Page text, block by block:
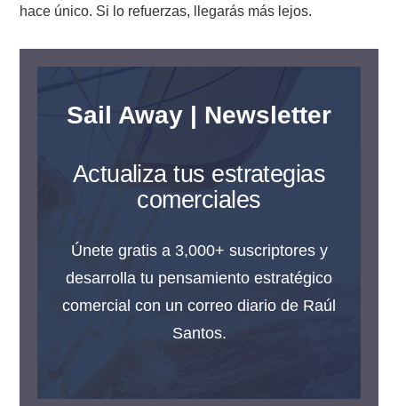
hace único. Si lo refuerzas, llegarás más lejos.
Sail Away | Newsletter
Actualiza tus estrategias
comerciales
Únete gratis a 3,000+ suscriptores y
desarrolla tu pensamiento estratégico
comercial con un correo diario de Raúl
Santos.